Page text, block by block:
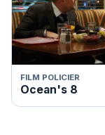
FILM POLICIER
Ocean's 8